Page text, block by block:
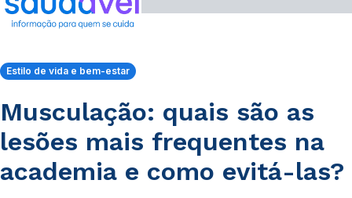
Estilo de vida e bem-estar
Musculação: quais são as
lesões mais frequentes na
academia e como evitá-las?